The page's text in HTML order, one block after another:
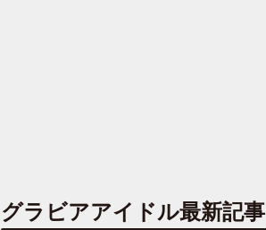
グラビアアイドル最新記事